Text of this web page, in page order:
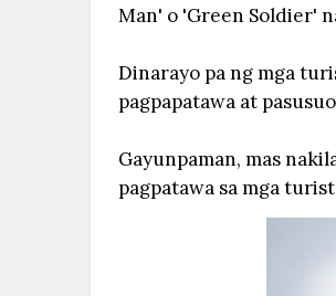
Man' o 'Green Soldier'
Dinarayo pa ng mga
pagpapatawa at
Gayunpaman, mas
pagpatawa sa mga